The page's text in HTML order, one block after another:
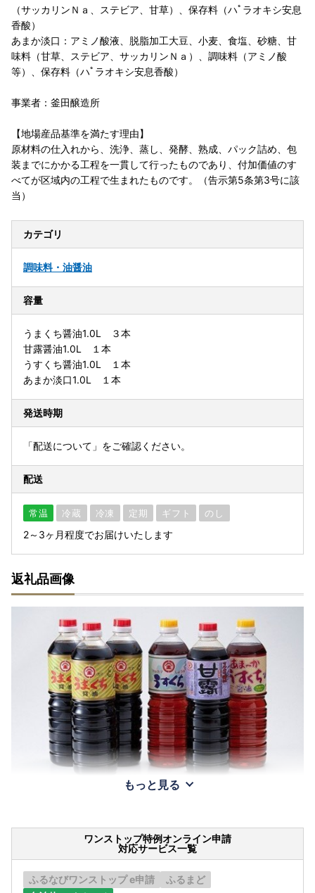
（サッカリンＮａ、ステビア、甘草）、保存料（ハﾟラオキシ安息
香酸）
あまか淡口：アミノ酸液、脱脂加工大豆、小麦、食塩、砂糖、甘
味料（甘草、ステビア、サッカリンＮａ）、調味料（アミノ酸
等）、保存料（ハﾟラオキシ安息香酸）
事業者：釜田醸造所
【地場産品基準を満たす理由】
原材料の仕入れから、洗浄、蒸し、発酵、熟成、パック詰め、包
装までにかかる工程を一貫して行ったものであり、付加価値のす
べてが区域内の工程で生まれたものです。（告示第5条第3号に該
当）
カテゴリ
調味料・油醤油
容量
うまくち醤油1.0L ３本
甘露醤油1.0L １本
うすくち醤油1.0L １本
あまか淡口1.0L １本
発送時期
「配送について」をご確認ください。
配送
常温 冷蔵 冷凍 定期 ギフト のし
2～3ヶ月程度でお届けいたします
返礼品画像
もっと見る
ワンストップ特例オンライン申請
対応サービス一覧
ふるなびワンストップ e申請
ふるまど